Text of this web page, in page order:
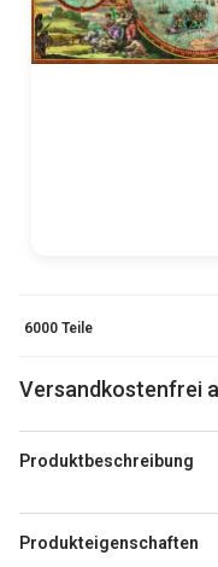
6000 Teile
Versandkostenfrei
Produktbeschreibung
Rajko Zigic
Produkteigenschaften